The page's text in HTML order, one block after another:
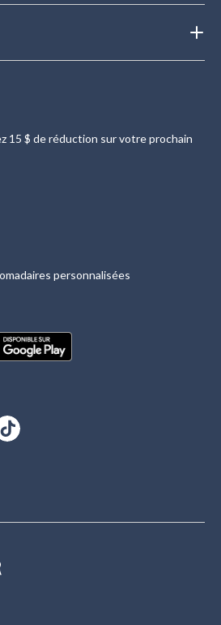
15 $ de réduction sur votre prochain
personnalisées